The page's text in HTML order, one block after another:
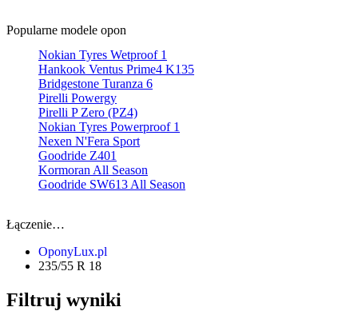
Popularne modele opon
Nokian Tyres Wetproof 1
Hankook Ventus Prime4 K135
Bridgestone Turanza 6
Pirelli Powergy
Pirelli P Zero (PZ4)
Nokian Tyres Powerproof 1
Nexen N'Fera Sport
Goodride Z401
Kormoran All Season
Goodride SW613 All Season
Łączenie…
OponyLux.pl
235/55 R 18
Filtruj wyniki